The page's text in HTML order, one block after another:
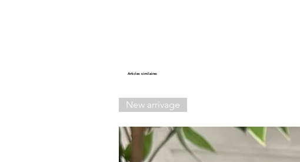
Articles similaires
New arrivage